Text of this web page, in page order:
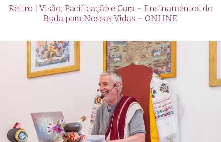
Retiro | Visão, Pacificação e Cura – Ensinamentos do
Buda para Nossas Vidas – ONLINE